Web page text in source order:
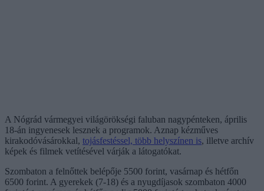
A Nógrád vármegyei világörökségi faluban nagypénteken, április
18-án ingyenesek lesznek a programok. Aznap kézműves
kirakodóvásárokkal, tojásfestéssel, több helyszínen is, illetve archív
képek és filmek vetítésével várják a látogatókat.
Szombaton a felnőttek belépője 5500 forint, vasárnap és hétfőn
6500 forint. A gyerekek (7-18) és a nyugdíjasok szombaton 4000